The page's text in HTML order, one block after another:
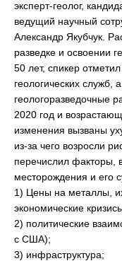
эксперт-геолог,
ведущий научный
Александр Якубчук.
разведке и освоении
50 лет, спикер
геологических служб,
геологоразведочные
2020 год и
изменения вызваны
из-за чего возросли
перечислил факторы,
месторождения и его
1) Цены на металлы,
экономические
2) политические
с США);
3) инфраструктура;